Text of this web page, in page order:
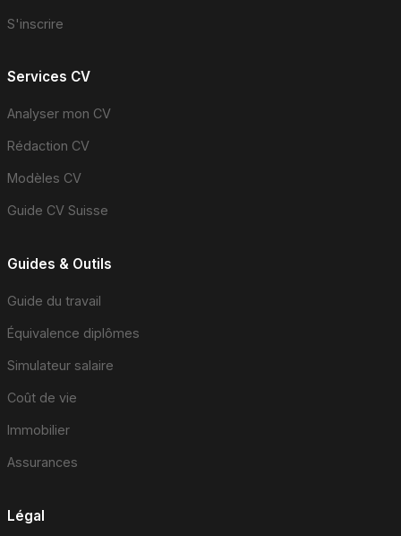
S'inscrire
Services CV
Analyser mon CV
Rédaction CV
Modèles CV
Guide CV Suisse
Guides & Outils
Guide du travail
Équivalence diplômes
Simulateur salaire
Coût de vie
Immobilier
Assurances
Légal